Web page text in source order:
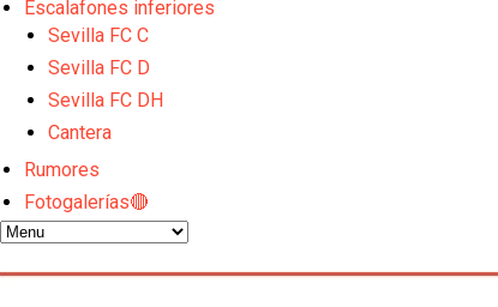
Escalafones inferiores
Sevilla FC C
Sevilla FC D
Sevilla FC DH
Cantera
Rumores
Fotogalerías🔴